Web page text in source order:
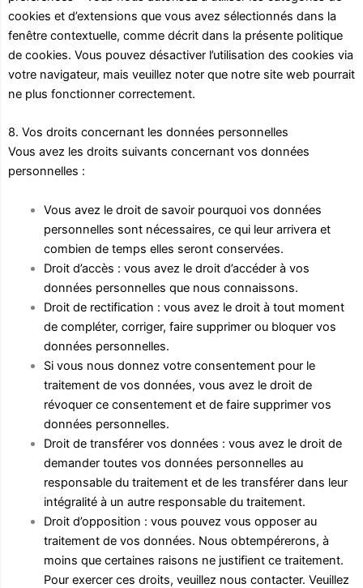
cookies et d’extensions que vous avez sélectionnés dans la
fenêtre contextuelle, comme décrit dans la présente politique
de cookies. Vous pouvez désactiver l’utilisation des cookies via
votre navigateur, mais veuillez noter que notre site web pourrait
ne plus fonctionner correctement.
8. Vos droits concernant les données personnelles
Vous avez les droits suivants concernant vos données
personnelles :
Vous avez le droit de savoir pourquoi vos données
personnelles sont nécessaires, ce qui leur arrivera et
combien de temps elles seront conservées.
Droit d’accès : vous avez le droit d’accéder à vos
données personnelles que nous connaissons.
Droit de rectification : vous avez le droit à tout moment
de compléter, corriger, faire supprimer ou bloquer vos
données personnelles.
Si vous nous donnez votre consentement pour le
traitement de vos données, vous avez le droit de
révoquer ce consentement et de faire supprimer vos
données personnelles.
Droit de transférer vos données : vous avez le droit de
demander toutes vos données personnelles au
responsable du traitement et de les transférer dans leur
intégralité à un autre responsable du traitement.
Droit d’opposition : vous pouvez vous opposer au
traitement de vos données. Nous obtempérerons, à
moins que certaines raisons ne justifient ce traitement.
Pour exercer ces droits, veuillez nous contacter. Veuillez